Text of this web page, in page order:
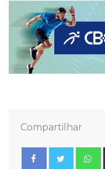
Compartilhar